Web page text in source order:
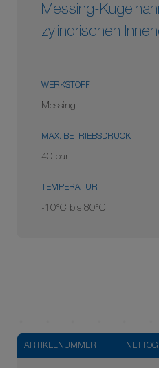
Messing-
zylindrischen
WERKSTOFF
Messing
MAX. BETRIEBSDRUCK
40 bar
TEMPERATUR
-10°C bis 80°C
ARTIKELNUMMER